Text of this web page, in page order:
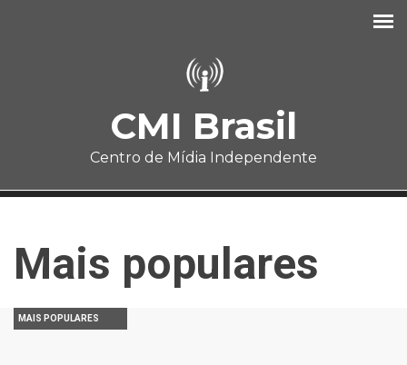
CMI Brasil
Centro de Mídia Independente
Mais populares
MAIS POPULARES